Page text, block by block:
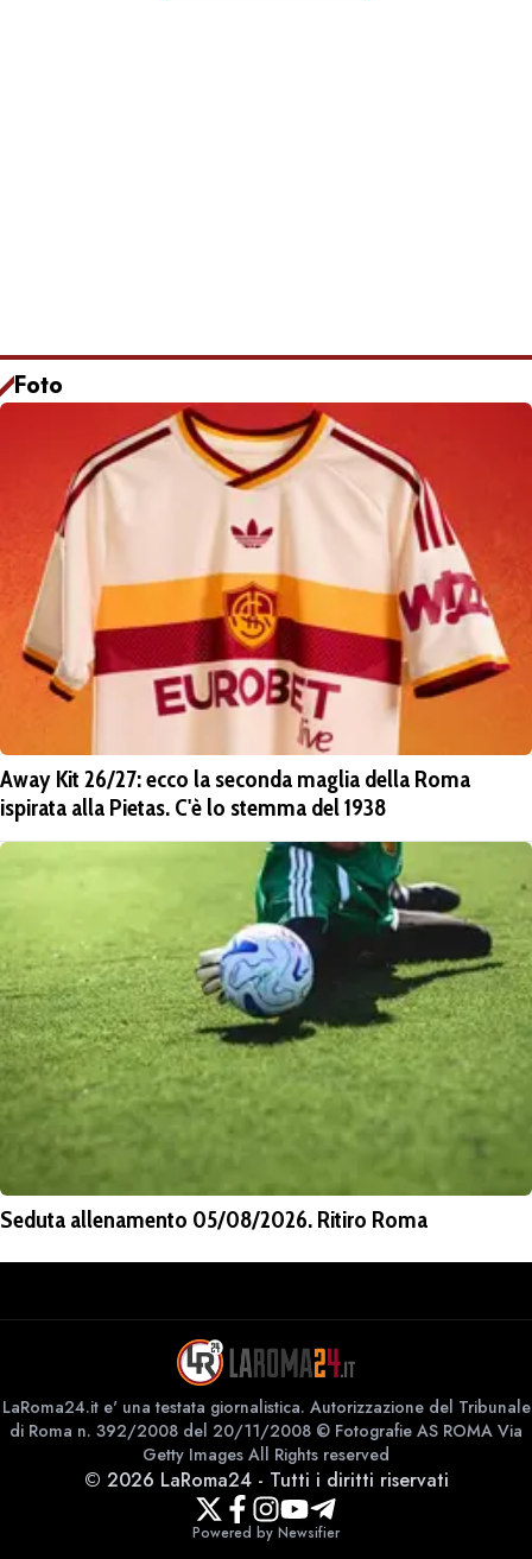
Foto
Away Kit 26/27: ecco la seconda maglia della Roma
ispirata alla Pietas. C'è lo stemma del 1938
Seduta allenamento 05/08/2026. Ritiro Roma
LaRoma24.it e' una testata giornalistica. Autorizzazione del Tribunale
di Roma n. 392/2008 del 20/11/2008 © Fotografie AS ROMA Via
Getty Images All Rights reserved
© 2026 LaRoma24- Tutti i diritti riservati
Powered by Newsifier